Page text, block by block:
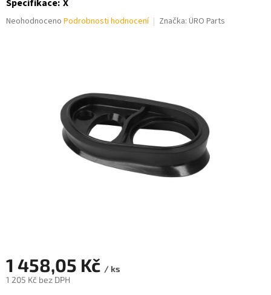
Specifikace: X
Průměrné
Neohodnoceno Podrobnosti hodnocení Značka: ÜRO Parts
1 458,05 Kč / ks
1 205 Kč bez DPH